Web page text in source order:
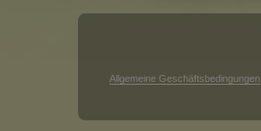
Allgemeine Geschäftsbedingungen